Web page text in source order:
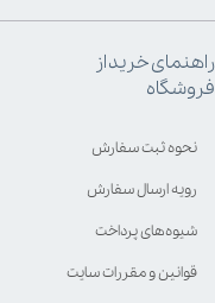
راهنمای خرید از
فروشگاه
نحوه ثبت سفارش
رویه ارسال سفارش
شیوه‌های پرداخت
قوانین و مقررات سایت